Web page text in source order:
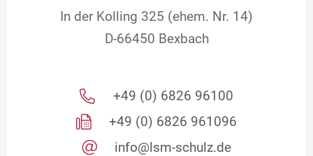
In der Kolling 325 (ehem. Nr. 14)
D-66450 Bexbach
+49 (0) 6826 96100
+49 (0) 6826 961096
info@lsm-schulz.de